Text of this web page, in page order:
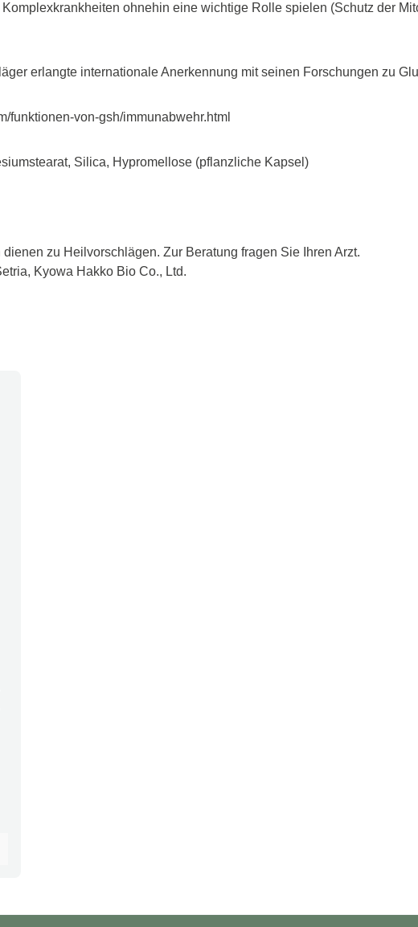
ohnehin eine wichtige Rolle spielen (Schutz der
erlangte internationale Anerkennung mit seinen Forschungen zu
funktionen-von-gsh/immunabwehr.html
Silica, Hypromellose (pflanzliche Kapsel)
zu Heilvorschlägen. Zur Beratung fragen Sie Ihren Arzt.
Kyowa Hakko Bio Co., Ltd.